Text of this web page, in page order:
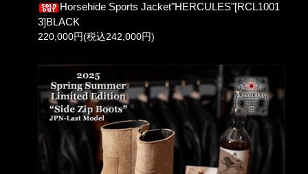
Horsehide Sports Jacket"HERCULES"[RCL1001
3]BLACK
220,000円(税込242,000円)